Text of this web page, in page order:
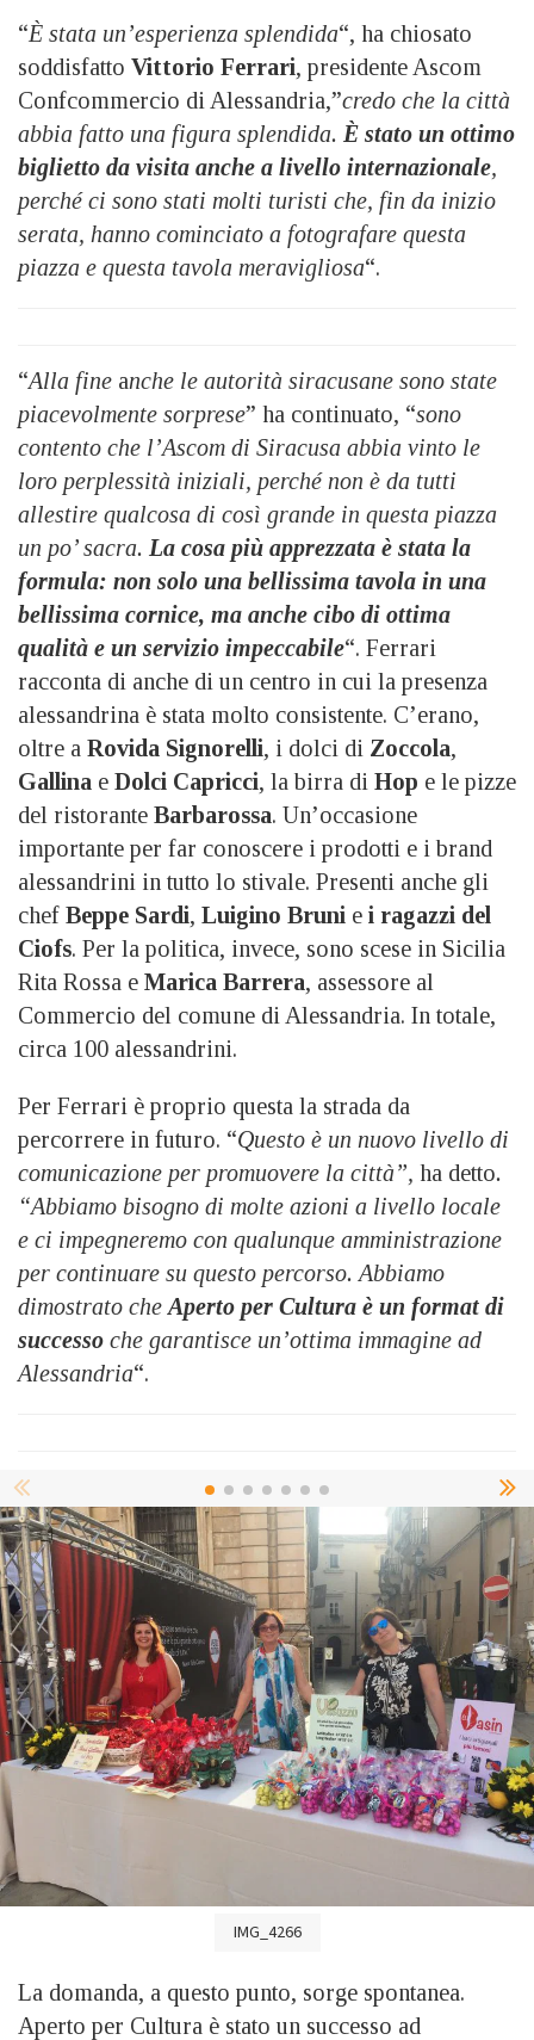
“È stata un’esperienza splendida“, ha chiosato
soddisfatto Vittorio Ferrari, presidente Ascom
Confcommercio di Alessandria,”credo che la città
abbia fatto una figura splendida. È stato un ottimo
biglietto da visita anche a livello internazionale,
perché ci sono stati molti turisti che, fin da inizio
serata, hanno cominciato a fotografare questa
piazza e questa tavola meravigliosa“.
“Alla fine anche le autorità siracusane sono state
piacevolmente sorprese” ha continuato, “sono
contento che l’Ascom di Siracusa abbia vinto le
loro perplessità iniziali, perché non è da tutti
allestire qualcosa di così grande in questa piazza
un po’ sacra. La cosa più apprezzata è stata la
formula: non solo una bellissima tavola in una
bellissima cornice, ma anche cibo di ottima
qualità e un servizio impeccabile“. Ferrari
racconta di anche di un centro in cui la presenza
alessandrina è stata molto consistente. C’erano,
oltre a Rovida Signorelli, i dolci di Zoccola,
Gallina e Dolci Capricci, la birra di Hop e le pizze
del ristorante Barbarossa. Un’occasione
importante per far conoscere i prodotti e i brand
alessandrini in tutto lo stivale. Presenti anche gli
chef Beppe Sardi, Luigino Bruni e i ragazzi del
Ciofs. Per la politica, invece, sono scese in Sicilia
Rita Rossa e Marica Barrera, assessore al
Commercio del comune di Alessandria. In totale,
circa 100 alessandrini.
Per Ferrari è proprio questa la strada da
percorrere in futuro. “Questo è un nuovo livello di
comunicazione per promuovere la città”, ha detto.
“Abbiamo bisogno di molte azioni a livello locale
e ci impegneremo con qualunque amministrazione
per continuare su questo percorso. Abbiamo
dimostrato che Aperto per Cultura è un format di
successo che garantisce un’ottima immagine ad
Alessandria“.
IMG_4266
La domanda, a questo punto, sorge spontanea.
Aperto per Cultura è stato un successo ad